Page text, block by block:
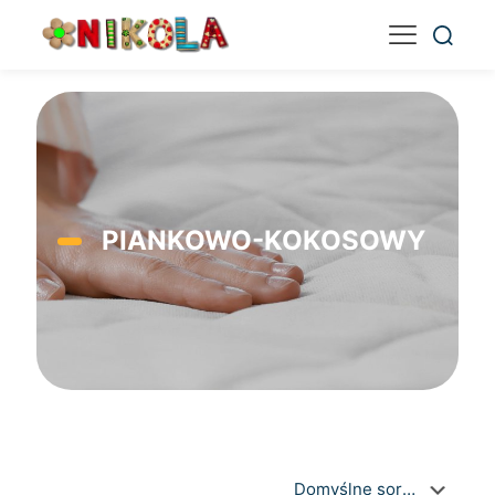
PIANKOWO-KOKOSOWY